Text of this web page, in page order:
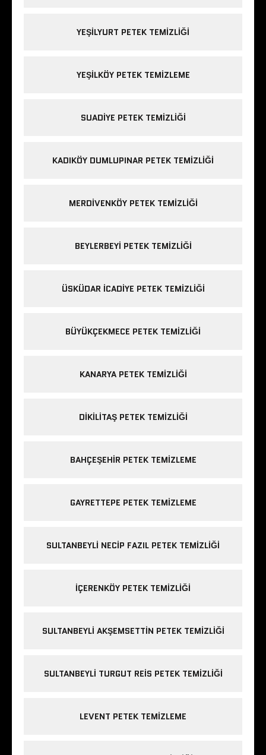
YEŞILYURT PETEK TEMIZLIĞI
YEŞILKÖY PETEK TEMIZLEME
SUADIYE PETEK TEMIZLIĞI
KADIKÖY DUMLUPINAR PETEK TEMIZLIĞI
MERDIVENKÖY PETEK TEMIZLIĞI
BEYLERBEYI PETEK TEMIZLIĞI
ÜSKÜDAR ICADIYE PETEK TEMIZLIĞI
BÜYÜKÇEKMECE PETEK TEMIZLIĞI
KANARYA PETEK TEMIZLIĞI
DIKILITAŞ PETEK TEMIZLIĞI
BAHÇEŞEHIR PETEK TEMIZLEME
GAYRETTEPE PETEK TEMIZLEME
SULTANBEYLI NECIP FAZIL PETEK TEMIZLIĞI
IÇERENKÖY PETEK TEMIZLIĞI
SULTANBEYLI AKŞEMSETTIN PETEK TEMIZLIĞI
SULTANBEYLI TURGUT REIS PETEK TEMIZLIĞI
LEVENT PETEK TEMIZLEME